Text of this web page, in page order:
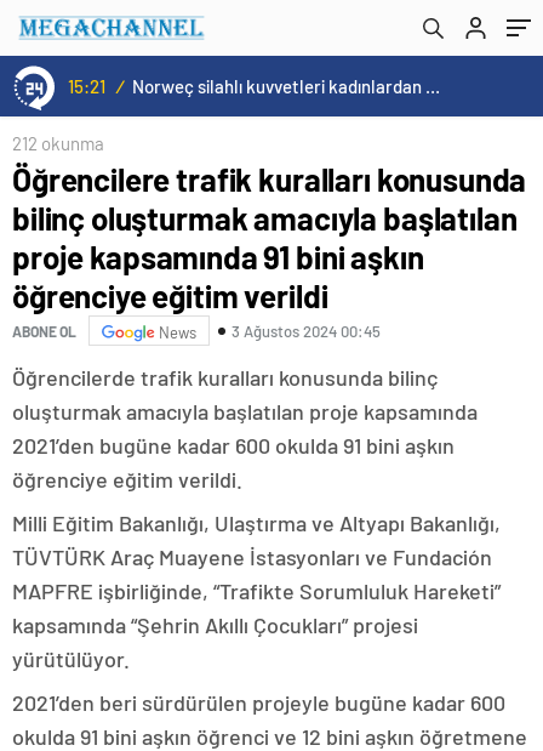
15:21 / Norweç silahlı kuvvetleri kadınlardan oluşan özel kuvvetler eğitimlerini başlattı.
kapsamında 91 bini aşkın öğrenciye eğitim
verildi
212 okunma
Öğrencilere trafik kuralları konusunda
bilinç oluşturmak amacıyla başlatılan
proje kapsamında 91 bini aşkın
öğrenciye eğitim verildi
ABONE OL News 3 Ağustos 2024 00:45
Öğrencilerde trafik kuralları konusunda bilinç
oluşturmak amacıyla başlatılan proje kapsamında
2021’den bugüne kadar 600 okulda 91 bini aşkın
öğrenciye eğitim verildi.
Milli Eğitim Bakanlığı, Ulaştırma ve Altyapı Bakanlığı,
TÜVTÜRK Araç Muayene İstasyonları ve Fundación
MAPFRE işbirliğinde, “Trafikte Sorumluluk Hareketi”
kapsamında “Şehrin Akıllı Çocukları” projesi
yürütülüyor.
2021’den beri sürdürülen projeyle bugüne kadar 600
okulda 91 bini aşkın öğrenci ve 12 bini aşkın öğretmene